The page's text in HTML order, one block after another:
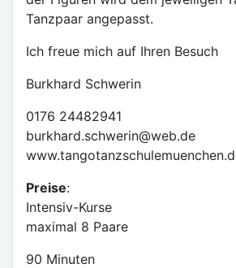
Tanzpaar angepasst.
Ich freue mich auf Ihren Besuch
Burkhard Schwerin
0176 24482941
burkhard.schwerin@web.de
Preise:
Intensiv-Kurse
maximal 8 Paare
90 Minuten